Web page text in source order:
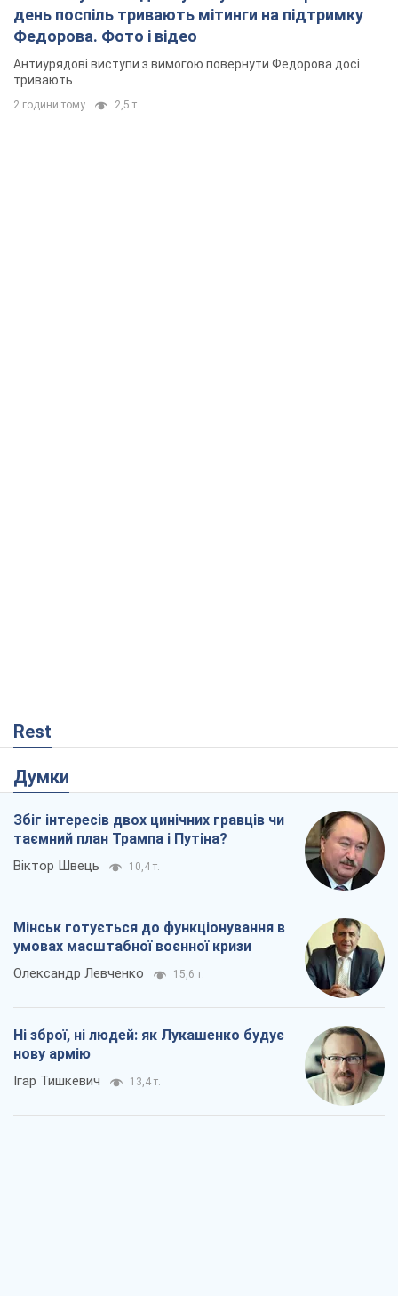
день поспіль тривають мітинги на підтримку
Федорова. Фото і відео
Антиурядові виступи з вимогою повернути Федорова досі
тривають
2 години тому 2,5 т.
Rest
Думки
Збіг інтересів двох цинічних гравців чи
таємний план Трампа і Путіна?
Віктор Швець 10,4 т.
Мінськ готується до функціонування в
умовах масштабної воєнної кризи
Олександр Левченко 15,6 т.
Ні зброї, ні людей: як Лукашенко будує
нову армію
Ігар Тишкевич 13,4 т.